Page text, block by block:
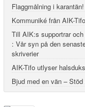
Flaggmålning i karantän!
Kommuniké från AIK-Tifo
Till AIK:s supportrar
: Vår syn på den
skriverier
AIK-Tifo utlyser
Bjud med en vän – Stöd